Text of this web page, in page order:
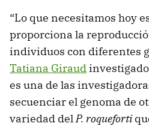
“Lo que necesitamos hoy
proporciona la
individuos con diferentes
Tatiana Giraud
es una de las
secuenciar el genoma de
variedad delP. roqueforti